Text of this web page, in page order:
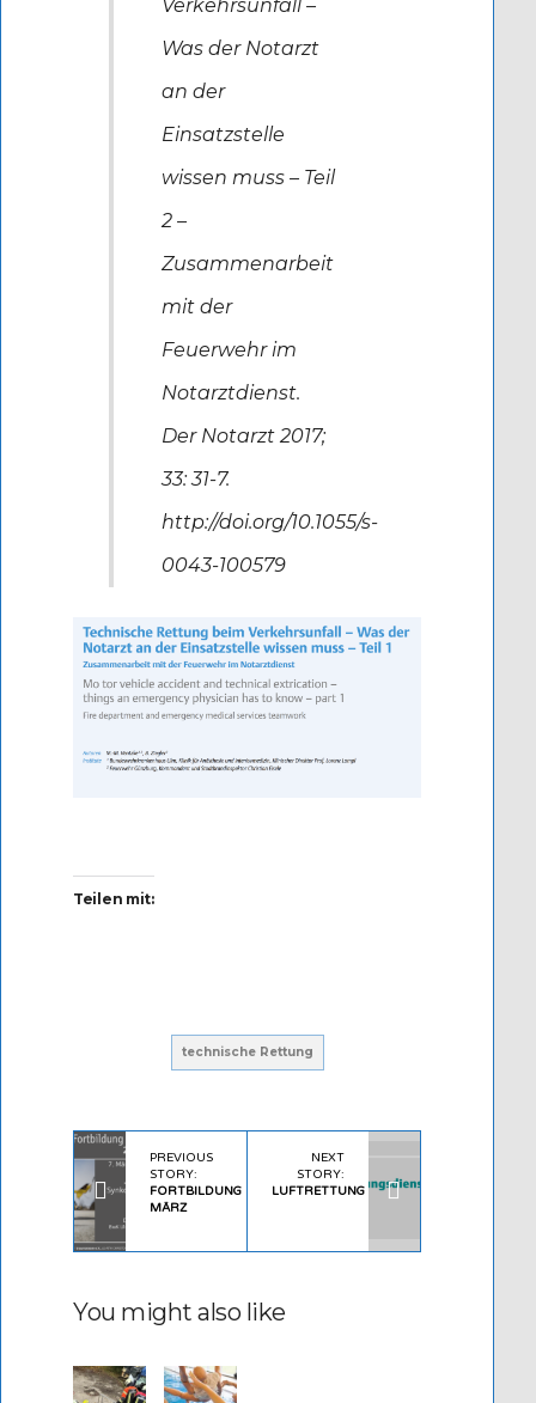
Verkehrsunfall –
Was der Notarzt
an der
Einsatzstelle
wissen muss – Teil
2 –
Zusammenarbeit
mit der
Feuerwehr im
Notarztdienst.
Der Notarzt 2017;
33: 31-7.
http://doi.org/10.1055/s-
0043-100579
Teilen mit:
technische Rettung
PREVIOUS
STORY:
FORTBILDUNG
MÄRZ
NEXT
STORY:
LUFTRETTUNG
You might also like